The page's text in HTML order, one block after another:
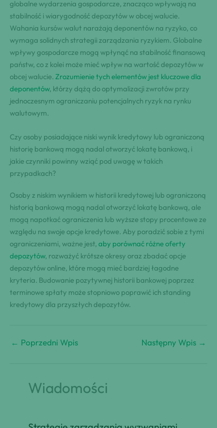
globalne wydarzenia gospodarcze, znacząco wpływają na
stabilność i wiarygodność depozytów w obcej walucie.
Wahania kursów walut narażają deponentów na ryzyko, co
wymaga solidnych strategii zarządzania ryzykiem. Globalne
wpływy gospodarcze mogą wpłynąć na stabilność finansową
państw, co z kolei może mieć wpływ na wartość depozytów w
obcej walucie. Zrozumienie tych elementów jest kluczowe dla
deponentów, którzy dążą do optymalizacji zwrotów przy
jednoczesnym ograniczaniu potencjalnych ryzyk na rynku
walutowym.
Czy osoby posiadające niski wynik kredytowy lub ograniczoną
historię bankową mogą nadal otworzyć lokatę bankową, i
jakie czynniki powinny wziąć pod uwagę w takich
przypadkach?
Osoby z niskim wynikiem w historii kredytowej lub ograniczoną
historią bankową mogą nadal otworzyć lokatę bankową, ale
mogą napotkać ograniczenia lub wyższe stopy procentowe ze
względu na swoje opcje kredytowe. Aby poradzić sobie z tymi
ograniczeniami, ważne jest, aby porównać różne oferty
depozytów, rozważyć krótsze okresy oraz zbadać opcje
depozytów online, które mogą mieć bardziej łagodne
kryteria. Budowanie pozytywnej historii bankowej poprzez
terminowe spłaty może stopniowo poprawić ich standing
kredytowy dla przyszłych depozytów.
← Poprzedni Wpis Następny Wpis →
Wiadomości